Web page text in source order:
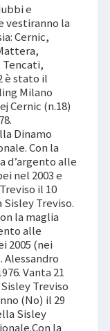
e
vestiranno la
Cernic,
Tencati,
è stato il
Milano
Cernic (n.18)
Dinamo
Con la
d’argento alle
nel 2003 e
il 10
Treviso.
la maglia
alle
2005 (nei
Vanta 21
Treviso
(No) il 29
Sisley
la